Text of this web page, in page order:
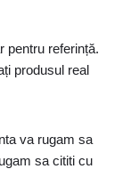
pentru referință.
produsul real
va rugam sa
sa cititi cu